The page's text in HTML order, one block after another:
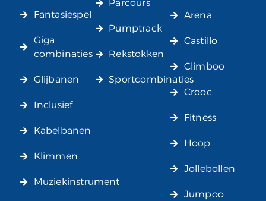
Fantasiespel
Giga
combinaties
Glijbanen
Inclusief
Kabelbanen
Klimmen
Muziekinstrument
Parcours
Pumptrack
Rekstokken
Sportcombinaties
Arena
Castillo
Climboo
Crooc
Fitness
Hoop
Jollebollen
Jumpoo